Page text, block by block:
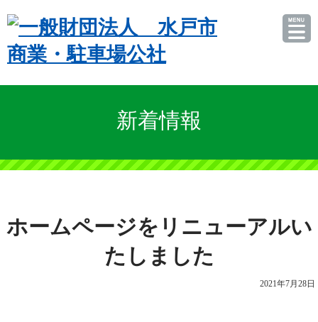
新着情報
ホームページをリニューアルい
たしました
2021年7月28日